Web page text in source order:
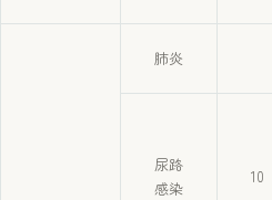
肺炎
尿路
感染
10